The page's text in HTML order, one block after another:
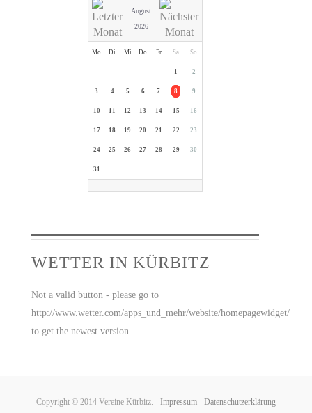
August
2026
Mo Di Mi Do Fr Sa So
1 2
3 4 5 6 7 8 9
10 11 12 13 14 15 16
17 18 19 20 21 22 23
24 25 26 27 28 29 30
31
WETTER IN KÜRBITZ
Not a valid button - please go to
http://www.wetter.com/apps_und_mehr/website/homepagewidget/
to get the newest version.
Copyright © 2014 Vereine Kürbitz. - Impressum - Datenschutzerklärung